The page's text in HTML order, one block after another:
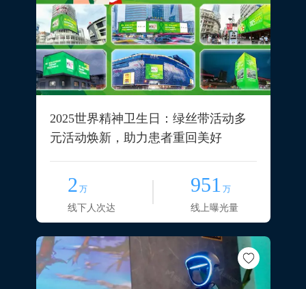
2025世界精神卫生日：绿丝带活动多
元活动焕新，助力患者重回美好
2 万
线下人次达
951 万
线上曝光量